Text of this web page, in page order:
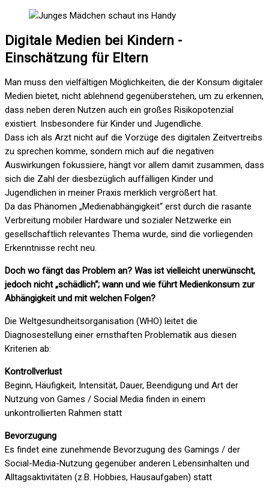
Digitale Medien bei Kindern -
Einschätzung für Eltern
Man muss den vielfältigen Möglichkeiten, die der Konsum digitaler
Medien bietet, nicht ablehnend gegenüberstehen, um zu erkennen,
dass neben deren Nutzen auch ein großes Risikopotenzial
existiert. Insbesondere für Kinder und Jugendliche.
Dass ich als Arzt nicht auf die Vorzüge des digitalen Zeitvertreibs
zu sprechen komme, sondern mich auf die negativen
Auswirkungen fokussiere, hängt vor allem damit zusammen, dass
sich die Zahl der diesbezüglich auffälligen Kinder und
Jugendlichen in meiner Praxis merklich vergrößert hat.
Da das Phänomen „Medienabhängigkeit“ erst durch die rasante
Verbreitung mobiler Hardware und sozialer Netzwerke ein
gesellschaftlich relevantes Thema wurde, sind die vorliegenden
Erkenntnisse recht neu.
Doch wo fängt das Problem an? Was ist vielleicht unerwünscht,
jedoch nicht „schädlich“; wann und wie führt Medienkonsum zur
Abhängigkeit und mit welchen Folgen?
Die Weltgesundheitsorganisation (WHO) leitet die
Diagnosestellung einer ernsthaften Problematik aus diesen
Kriterien ab:
Kontrollverlust
Beginn, Häufigkeit, Intensität, Dauer, Beendigung und Art der
Nutzung von Games / Social Media finden in einem
unkontrollierten Rahmen statt
Bevorzugung
Es findet eine zunehmende Bevorzugung des Gamings / der
Social-Media-Nutzung gegenüber anderen Lebensinhalten und
Alltagsaktivitäten (z.B. Hobbies, Hausaufgaben) statt